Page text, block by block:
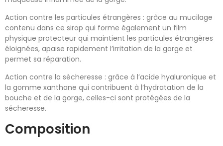
Action contre les particules étrangères : grâce au mucilage
contenu dans ce sirop qui forme également un film
physique protecteur qui maintient les particules étrangères
éloignées, apaise rapidement l’irritation de la gorge et
permet sa réparation.
Action contre la sècheresse : grâce à l’acide hyaluronique et
la gomme xanthane qui contribuent à l’hydratation de la
bouche et de la gorge, celles-ci sont protégées de la
sécheresse.
Composition